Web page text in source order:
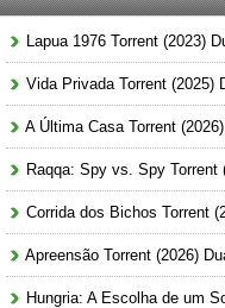
Lapua 1976 Torrent (2023)
Vida Privada Torrent (2025)
A Última Casa Torrent
Raqqa: Spy vs. Spy Torrent
Corrida dos Bichos Torrent
Apreensão Torrent (2026)
Hungria: A Escolha de um